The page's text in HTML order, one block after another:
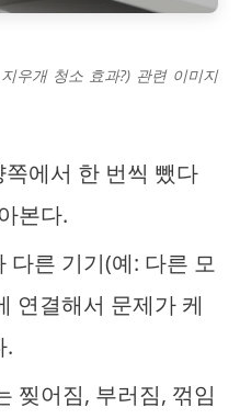
우개 청소 효과?) 관련 이미지
에서 한 번씩 뺐다
본다.
다른 기기(예: 다른 모
연결해서 문제가 케
.
찢어짐, 부러짐, 꺾임